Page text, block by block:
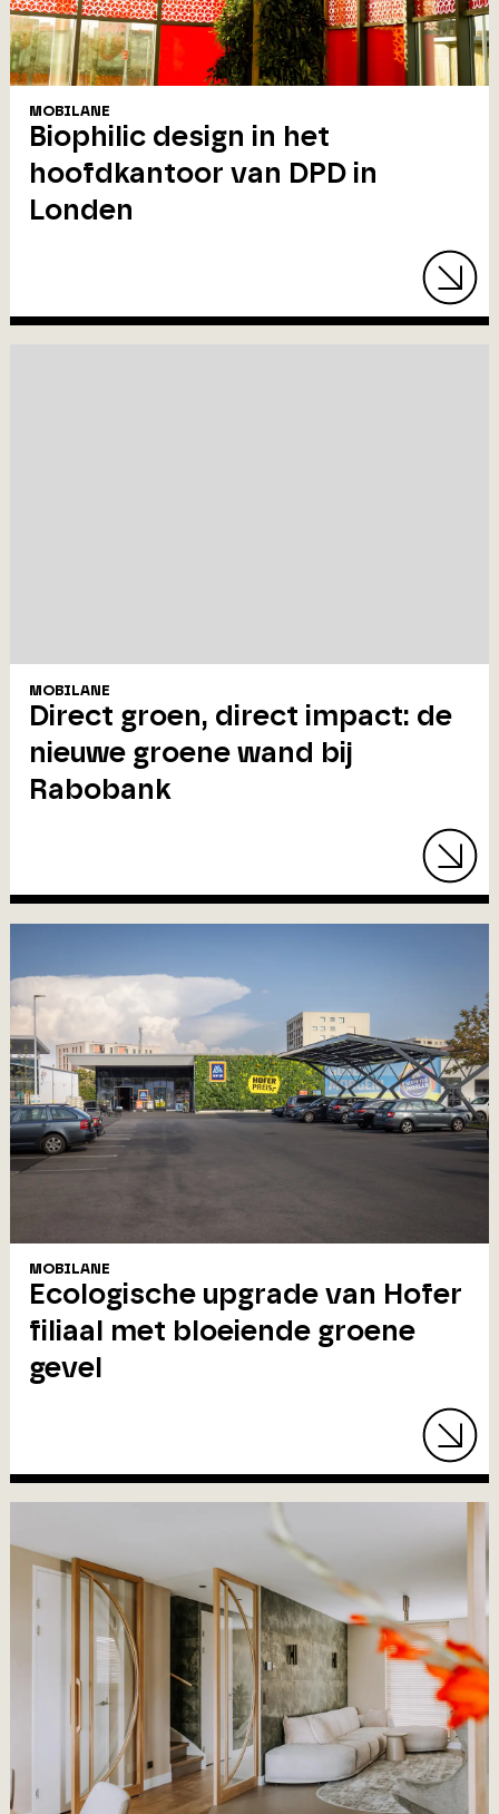
MOBILANE
Biophilic design in het
hoofdkantoor van DPD in
Londen
MOBILANE
Direct groen, direct impact: de
nieuwe groene wand bij
Rabobank
MOBILANE
Ecologische upgrade van Hofer
filiaal met bloeiende groene
gevel